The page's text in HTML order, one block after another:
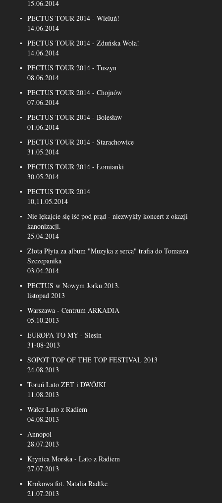
15.06.2014
PECTUS TOUR 2014 - Wieluń!
14.06.2014
PECTUS TOUR 2014 - Zduńska Wola!
14.06.2014
PECTUS TOUR 2014 - Tuszyn
08.06.2014
PECTUS TOUR 2014 - Chojnów
07.06.2014
PECTUS TOUR 2014 - Bolesław
01.06.2014
PECTUS TOUR 2014 - Starachowice
31.05.2014
PECTUS TOUR 2014 - Łomianki
30.05.2014
PECTUS TOUR 2014
10,11.05.2014
Nie lękajcie się iść pod prąd - niezwykły koncert z okazji
kanonizacji.
25.04.2014
Złota Płyta za album "Muzyka z serca" trafia do Tomasza
Szczepanika
03.04.2014
PECTUS w Nowym Jorku 2013.
listopad 2013
Warszawa - Centrum ARKADIA
05.10.2013
EUROPA TO MY - Ślesin
31-08-2013
SOPOT TOP OF THE TOP FESTIVAL 2013
24.08.2013
Toruń Lato ZET i DWÓJKI
11.08.2013
Wałcz Lato z Radiem
04.08.2013
Annopol
28.07.2013
Krynica Morska - Lato z Radiem
27.07.2013
Krokowa fot. Natalia Radtke
21.07.2013